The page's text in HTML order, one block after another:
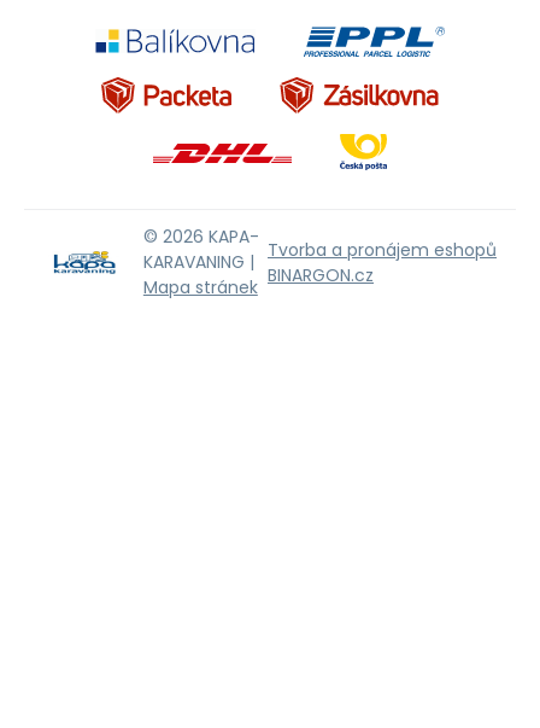
© 2026 KAPA-
KARAVANING |
Mapa stránek
Tvorba a pronájem eshopů
BINARGON.cz